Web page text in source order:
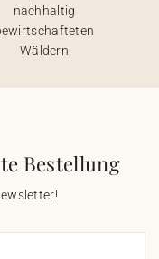
nachhaltig
Wäldern
Bestellung